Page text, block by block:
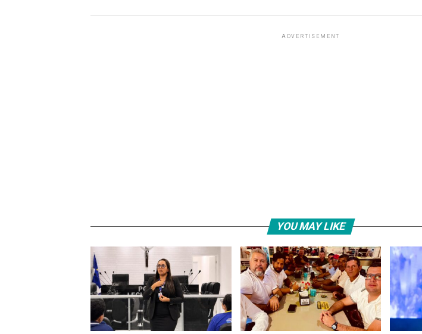
ADVERTISEMENT
YOU MAY LIKE